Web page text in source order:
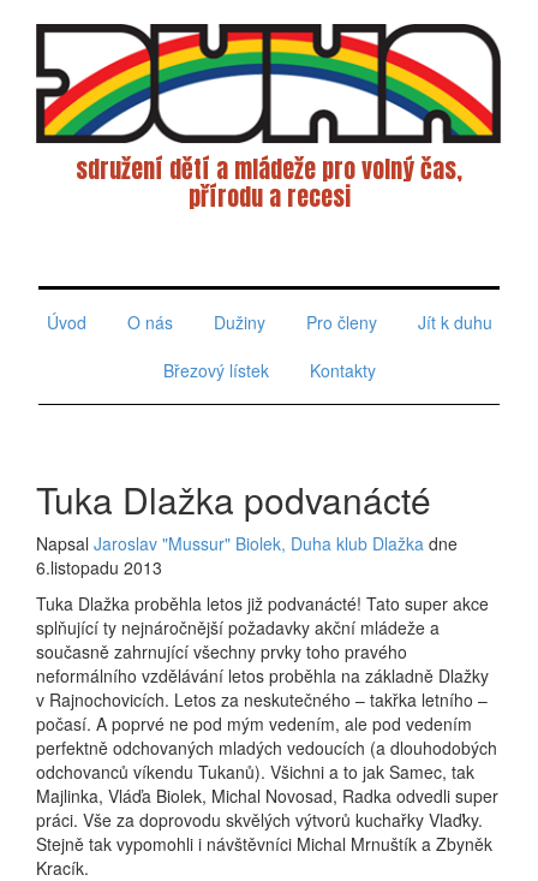
sdružení dětí a mládeže pro volný čas,
přírodu a recesi
Úvod
O nás Dužiny Pro členy
Jít k duhu
Březový lístek
Kontakty
Tuka Dlažka podvanácté
Napsal Jaroslav "Mussur" Biolek, Duha klub Dlažka dne
6.listopadu 2013
Tuka Dlažka proběhla letos již podvanácté! Tato super akce
splňující ty nejnáročnější požadavky akční mládeže a
současně zahrnující všechny prvky toho pravého
neformálního vzdělávání letos proběhla na základně Dlažky
v Rajnochovicích. Letos za neskutečného – takřka letního –
počasí. A poprvé ne pod mým vedením, ale pod vedením
perfektně odchovaných mladých vedoucích (a dlouhodobých
odchovanců víkendu Tukanů). Všichni a to jak Samec, tak
Majlinka, Vláďa Biolek, Michal Novosad, Radka odvedli super
práci. Vše za doprovodu skvělých výtvorů kuchařky Vlaďky.
Stejně tak vypomohli i návštěvníci Michal Mrnuštík a Zbyněk
Kracík.